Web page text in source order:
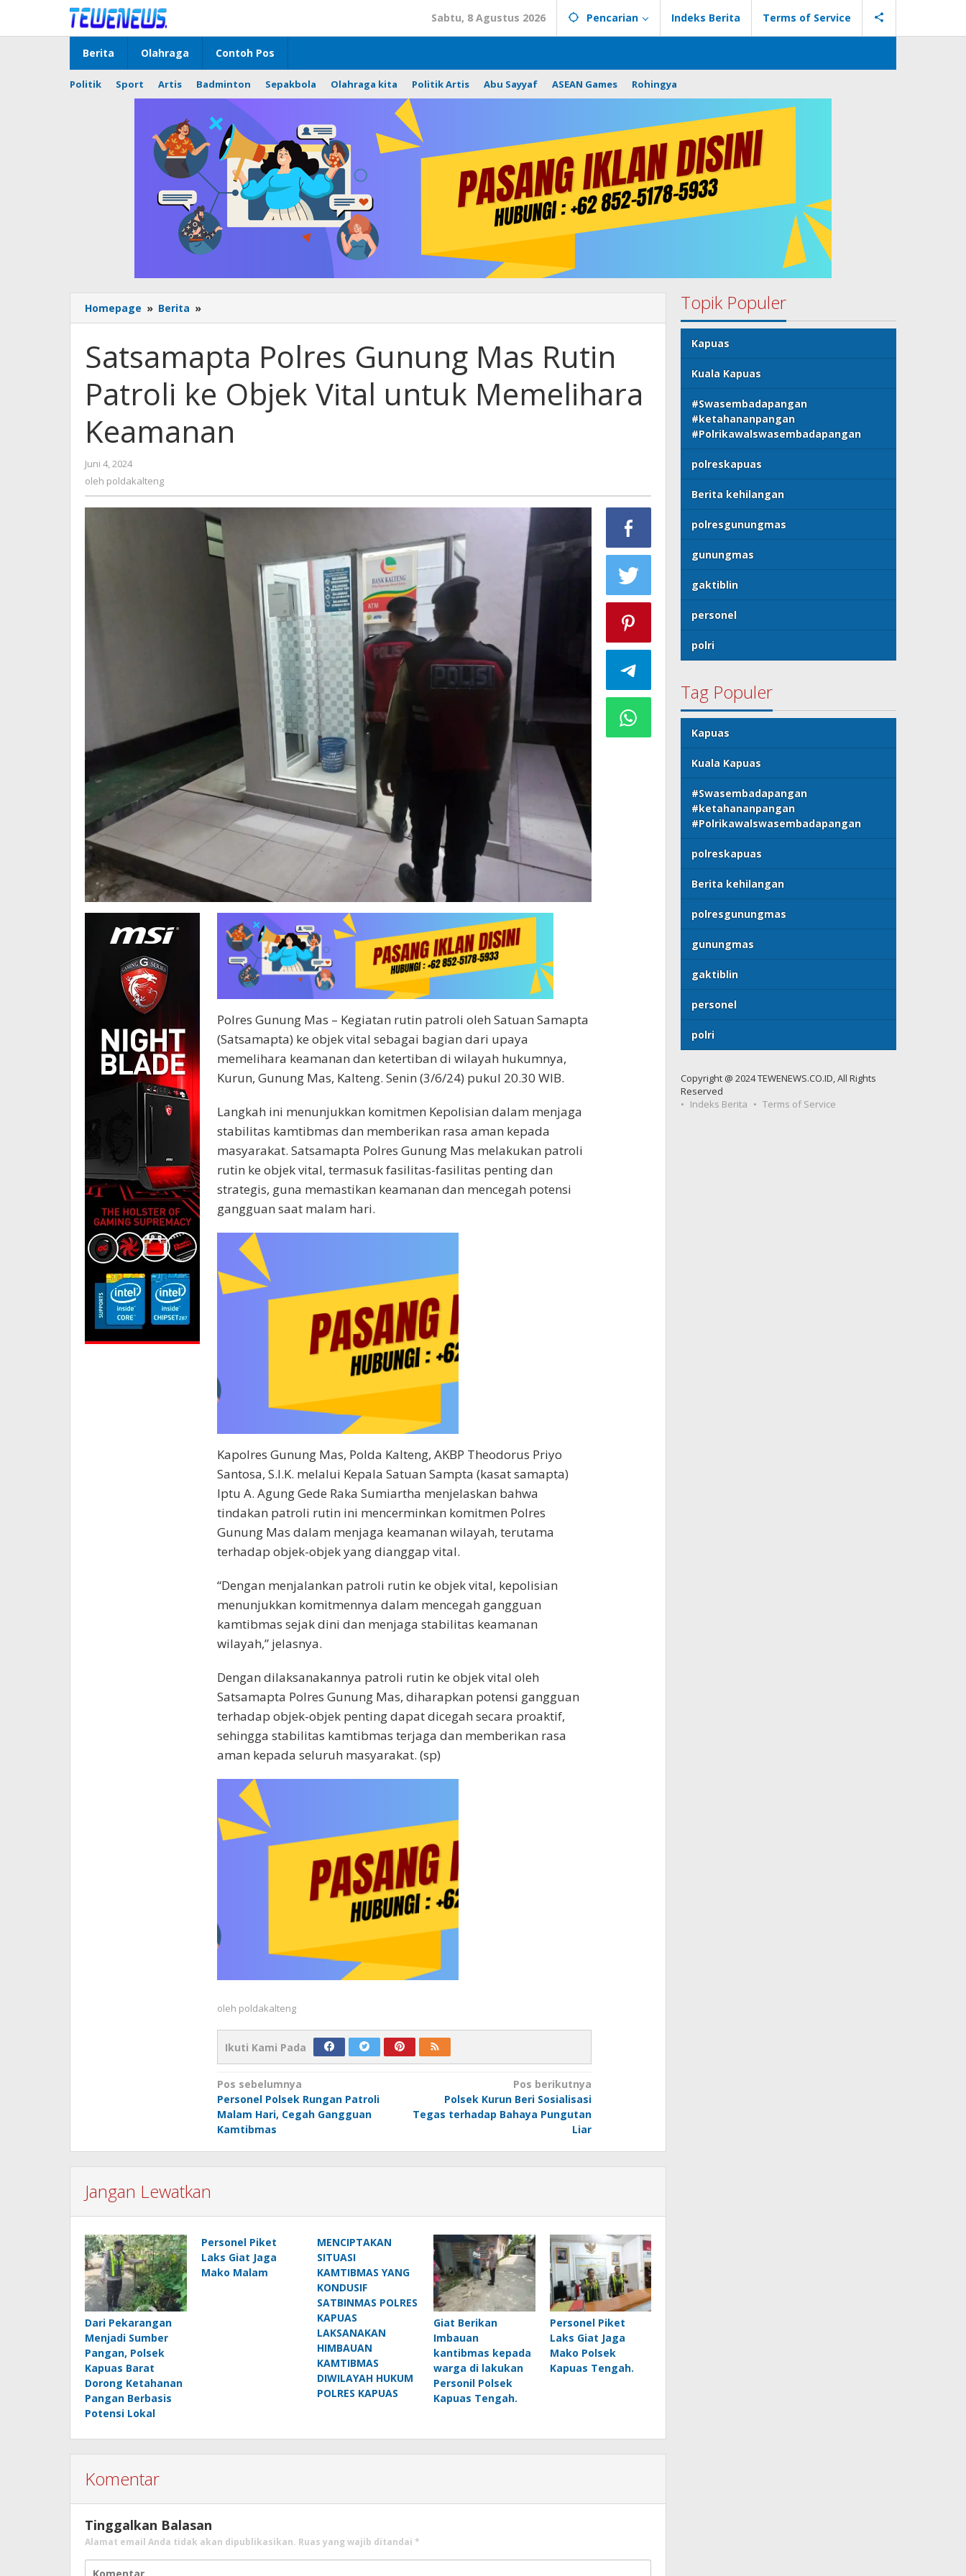
konten
Sabtu, 8 Agustus 2026 Pencarian Indeks Berita Terms of Service
Berita Olahraga Contoh Pos
Politik Sport Artis Badminton Sepakbola Olahraga kita Politik Artis Abu Sayyaf ASEAN Games Rohingya
Homepage » Berita »
Polres
Mas
Rutin
Patroli
ke
Vital
untuk
Satsamapta Polres Gunung Mas Rutin
Patroli ke Objek Vital untuk Memelihara
Keamanan
Juni 4, 2024
poldakalteng
oleh poldakalteng
Polres Gunung Mas – Kegiatan rutin patroli oleh Satuan Samapta
(Satsamapta) ke objek vital sebagai bagian dari upaya
memelihara keamanan dan ketertiban di wilayah hukumnya,
Kurun, Gunung Mas, Kalteng. ​Senin (3/6/24) pukul 20.30 WIB.
Langkah ini menunjukkan komitmen Kepolisian dalam menjaga
stabilitas kamtibmas dan memberikan rasa aman kepada
masyarakat. Satsamapta Polres Gunung Mas melakukan patroli
rutin ke objek vital, termasuk fasilitas-fasilitas penting dan
strategis, guna memastikan keamanan dan mencegah potensi
gangguan saat malam hari.
Kapolres Gunung Mas, Polda Kalteng, AKBP Theodorus Priyo
Santosa, S.I.K. melalui Kepala Satuan Sampta (kasat samapta)
Iptu A. Agung Gede Raka Sumiartha menjelaskan bahwa
tindakan patroli rutin ini mencerminkan komitmen Polres
Gunung Mas dalam menjaga keamanan wilayah, terutama
terhadap objek-objek yang dianggap vital.
“Dengan menjalankan patroli rutin ke objek vital, kepolisian
menunjukkan komitmennya dalam mencegah gangguan
kamtibmas sejak dini dan menjaga stabilitas keamanan
wilayah,” jelasnya.
Dengan dilaksanakannya patroli rutin ke objek vital oleh
Satsamapta Polres Gunung Mas, diharapkan potensi gangguan
terhadap objek-objek penting dapat dicegah secara proaktif,
sehingga stabilitas kamtibmas terjaga dan memberikan rasa
aman kepada seluruh masyarakat. (sp)
oleh poldakalteng
Ikuti Kami Pada
Navigasi
pos
Pos sebelumnya
Personel Polsek Rungan Patroli
Malam Hari, Cegah Gangguan
Kamtibmas
Pos berikutnya
Polsek Kurun Beri Sosialisasi
Tegas terhadap Bahaya Pungutan
Liar
Jangan Lewatkan
Dari Pekarangan
Menjadi Sumber
Pangan, Polsek
Kapuas Barat
Dorong Ketahanan
Pangan Berbasis
Potensi Lokal
Personel Piket
Laks Giat Jaga
Mako Malam
MENCIPTAKAN
SITUASI
KAMTIBMAS YANG
KONDUSIF
SATBINMAS POLRES
KAPUAS
LAKSANAKAN
HIMBAUAN
KAMTIBMAS
DIWILAYAH HUKUM
POLRES KAPUAS
Giat Berikan
Imbauan
kantibmas kepada
warga di lakukan
Personil Polsek
Kapuas Tengah.
‎Personel Piket
Laks Giat Jaga
Mako Polsek
Kapuas Tengah.
Komentar
Tinggalkan Balasan
Alamat email Anda tidak akan dipublikasikan. Ruas yang wajib ditandai *
Topik Populer
Kapuas
Kuala Kapuas
#Swasembadapangan
#ketahananpangan
#Polrikawalswasembadapangan
polreskapuas
Berita kehilangan
polresgunungmas
gunungmas
gaktiblin
personel
polri
Tag Populer
Kapuas
Kuala Kapuas
#Swasembadapangan
#ketahananpangan
#Polrikawalswasembadapangan
polreskapuas
Berita kehilangan
polresgunungmas
gunungmas
gaktiblin
personel
polri
Copyright @ 2024 TEWENEWS.CO.ID, All Rights
Reserved
Indeks Berita
Terms of Service